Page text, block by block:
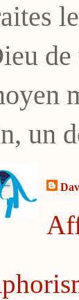
de
un